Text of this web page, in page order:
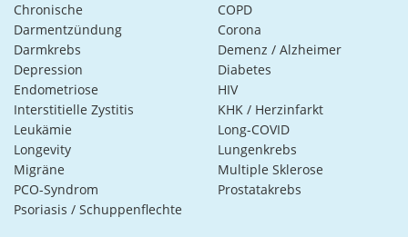
Chronische
Darmentzündung
COPD
Corona
Darmkrebs
Demenz / Alzheimer
Depression
Diabetes
Endometriose
HIV
Interstitielle Zystitis
KHK / Herzinfarkt
Leukämie
Long-COVID
Longevity
Lungenkrebs
Migräne
Multiple Sklerose
PCO-Syndrom
Prostatakrebs
Psoriasis / Schuppenflechte